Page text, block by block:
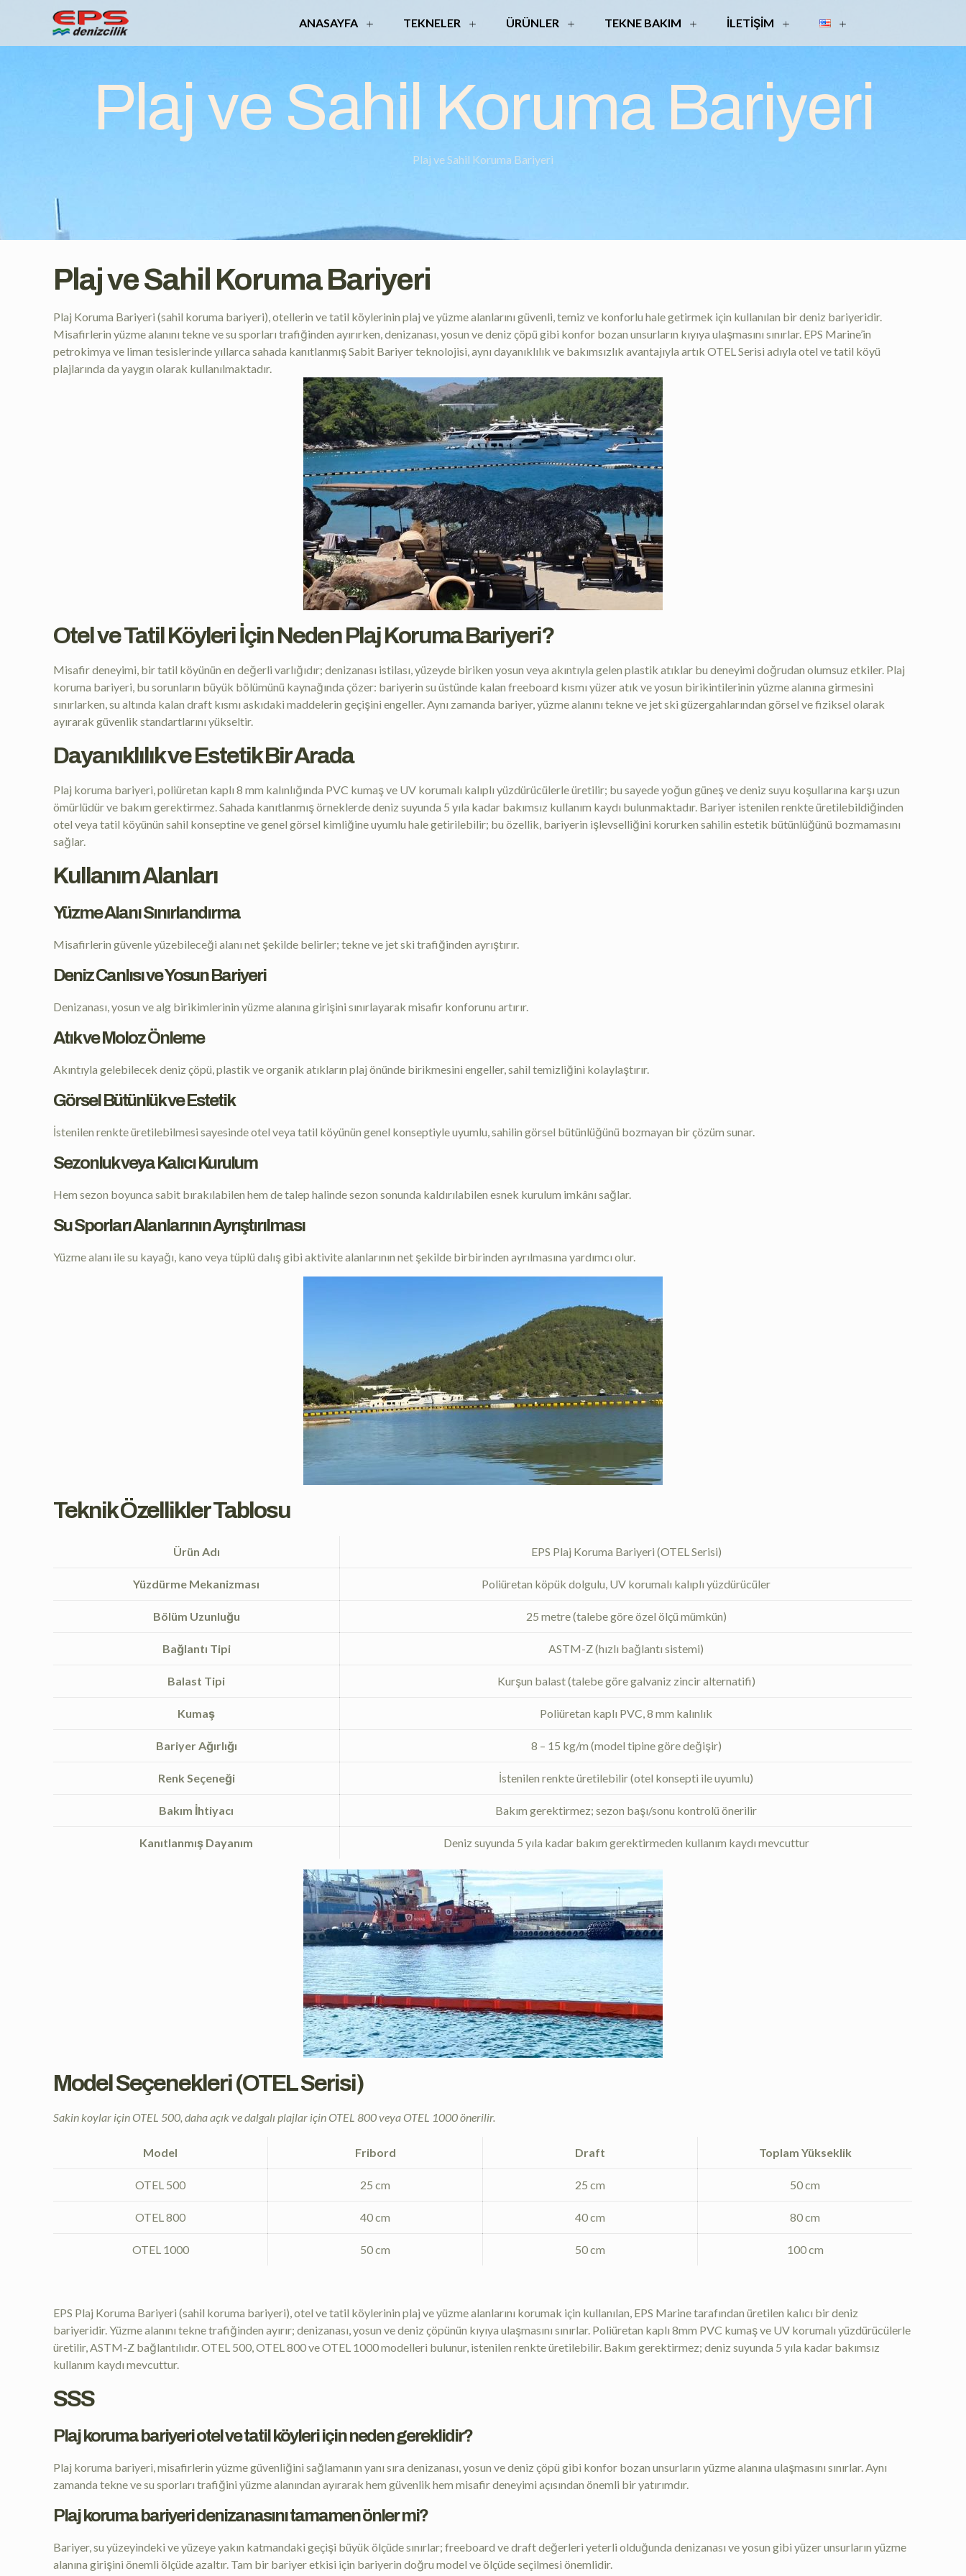
ANASAYFA TEKNELER ÜRÜNLER TEKNE BAKIM İLETIŞIM
Plaj ve Sahil Koruma Bariyeri
Plaj ve Sahil Koruma Bariyeri
Plaj ve Sahil Koruma Bariyeri
Plaj Koruma Bariyeri (sahil koruma bariyeri), otellerin ve tatil köylerinin plaj ve yüzme alanlarını güvenli, temiz ve konforlu hale getirmek için kullanılan bir deniz bariyeridir.
Misafirlerin yüzme alanını tekne ve su sporları trafiğinden ayırırken, denizanası, yosun ve deniz çöpü gibi konfor bozan unsurların kıyıya ulaşmasını sınırlar. EPS Marine’in
petrokimya ve liman tesislerinde yıllarca sahada kanıtlanmış Sabit Bariyer teknolojisi, aynı dayanıklılık ve bakımsızlık avantajıyla artık OTEL Serisi adıyla otel ve tatil köyü
plajlarında da yaygın olarak kullanılmaktadır.
Otel ve Tatil Köyleri İçin Neden Plaj Koruma Bariyeri?
Misafir deneyimi, bir tatil köyünün en değerli varlığıdır; denizanası istilası, yüzeyde biriken yosun veya akıntıyla gelen plastik atıklar bu deneyimi doğrudan olumsuz etkiler. Plaj
koruma bariyeri, bu sorunların büyük bölümünü kaynağında çözer: bariyerin su üstünde kalan freeboard kısmı yüzer atık ve yosun birikintilerinin yüzme alanına girmesini
sınırlarken, su altında kalan draft kısmı askıdaki maddelerin geçişini engeller. Aynı zamanda bariyer, yüzme alanını tekne ve jet ski güzergahlarından görsel ve fiziksel olarak
ayırarak güvenlik standartlarını yükseltir.
Dayanıklılık ve Estetik Bir Arada
Plaj koruma bariyeri, poliüretan kaplı 8 mm kalınlığında PVC kumaş ve UV korumalı kalıplı yüzdürücülerle üretilir; bu sayede yoğun güneş ve deniz suyu koşullarına karşı uzun
ömürlüdür ve bakım gerektirmez. Sahada kanıtlanmış örneklerde deniz suyunda 5 yıla kadar bakımsız kullanım kaydı bulunmaktadır. Bariyer istenilen renkte üretilebildiğinden
otel veya tatil köyünün sahil konseptine ve genel görsel kimliğine uyumlu hale getirilebilir; bu özellik, bariyerin işlevselliğini korurken sahilin estetik bütünlüğünü bozmamasını
sağlar.
Kullanım Alanları
Yüzme Alanı Sınırlandırma
Misafirlerin güvenle yüzebileceği alanı net şekilde belirler; tekne ve jet ski trafiğinden ayrıştırır.
Deniz Canlısı ve Yosun Bariyeri
Denizanası, yosun ve alg birikimlerinin yüzme alanına girişini sınırlayarak misafir konforunu artırır.
Atık ve Moloz Önleme
Akıntıyla gelebilecek deniz çöpü, plastik ve organik atıkların plaj önünde birikmesini engeller, sahil temizliğini kolaylaştırır.
Görsel Bütünlük ve Estetik
İstenilen renkte üretilebilmesi sayesinde otel veya tatil köyünün genel konseptiyle uyumlu, sahilin görsel bütünlüğünü bozmayan bir çözüm sunar.
Sezonluk veya Kalıcı Kurulum
Hem sezon boyunca sabit bırakılabilen hem de talep halinde sezon sonunda kaldırılabilen esnek kurulum imkânı sağlar.
Su Sporları Alanlarının Ayrıştırılması
Yüzme alanı ile su kayağı, kano veya tüplü dalış gibi aktivite alanlarının net şekilde birbirinden ayrılmasına yardımcı olur.
Teknik Özellikler Tablosu
Ürün Adı EPS Plaj Koruma Bariyeri (OTEL Serisi)
Yüzdürme Mekanizması Poliüretan köpük dolgulu, UV korumalı kalıplı yüzdürücüler
Bölüm Uzunluğu 25 metre (talebe göre özel ölçü mümkün)
Bağlantı Tipi ASTM-Z (hızlı bağlantı sistemi)
Balast Tipi Kurşun balast (talebe göre galvaniz zincir alternatifi)
Kumaş Poliüretan kaplı PVC, 8 mm kalınlık
Bariyer Ağırlığı 8 – 15 kg/m (model tipine göre değişir)
Renk Seçeneği İstenilen renkte üretilebilir (otel konsepti ile uyumlu)
Bakım İhtiyacı Bakım gerektirmez; sezon başı/sonu kontrolü önerilir
Kanıtlanmış Dayanım Deniz suyunda 5 yıla kadar bakım gerektirmeden kullanım kaydı mevcuttur
Model Seçenekleri (OTEL Serisi)
Sakin koylar için OTEL 500, daha açık ve dalgalı plajlar için OTEL 800 veya OTEL 1000 önerilir.
Model Fribord Draft Toplam Yükseklik
OTEL 500 25 cm 25 cm 50 cm
OTEL 800 40 cm 40 cm 80 cm
OTEL 1000 50 cm 50 cm 100 cm
EPS Plaj Koruma Bariyeri (sahil koruma bariyeri), otel ve tatil köylerinin plaj ve yüzme alanlarını korumak için kullanılan, EPS Marine tarafından üretilen kalıcı bir deniz
bariyeridir. Yüzme alanını tekne trafiğinden ayırır; denizanası, yosun ve deniz çöpünün kıyıya ulaşmasını sınırlar. Poliüretan kaplı 8mm PVC kumaş ve UV korumalı yüzdürücülerle
üretilir, ASTM-Z bağlantılıdır. OTEL 500, OTEL 800 ve OTEL 1000 modelleri bulunur, istenilen renkte üretilebilir. Bakım gerektirmez; deniz suyunda 5 yıla kadar bakımsız
kullanım kaydı mevcuttur.
SSS
Plaj koruma bariyeri otel ve tatil köyleri için neden gereklidir?
Plaj koruma bariyeri, misafirlerin yüzme güvenliğini sağlamanın yanı sıra denizanası, yosun ve deniz çöpü gibi konfor bozan unsurların yüzme alanına ulaşmasını sınırlar. Aynı
zamanda tekne ve su sporları trafiğini yüzme alanından ayırarak hem güvenlik hem misafir deneyimi açısından önemli bir yatırımdır.
Plaj koruma bariyeri denizanasını tamamen önler mi?
Bariyer, su yüzeyindeki ve yüzeye yakın katmandaki geçişi büyük ölçüde sınırlar; freeboard ve draft değerleri yeterli olduğunda denizanası ve yosun gibi yüzer unsurların yüzme
alanına girişini önemli ölçüde azaltır. Tam bir bariyer etkisi için bariyerin doğru model ve ölçüde seçilmesi önemlidir.